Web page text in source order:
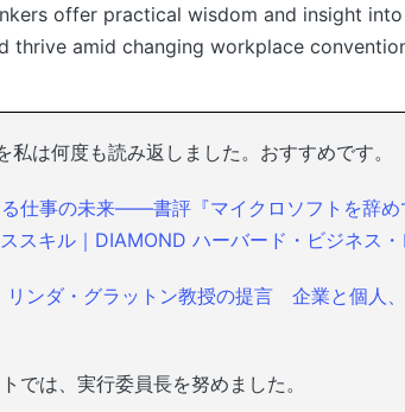
offer practical wisdom and insight
thrive amid changing workplace
は何度も読み返しました。おすすめです。
仕事の未来――書評『マイクロソフトを辞め
スキル｜DIAMOND ハーバード・ビジネス
リンダ・グラットン教授の提言 企業と個人
では、実行委員長を努めました。